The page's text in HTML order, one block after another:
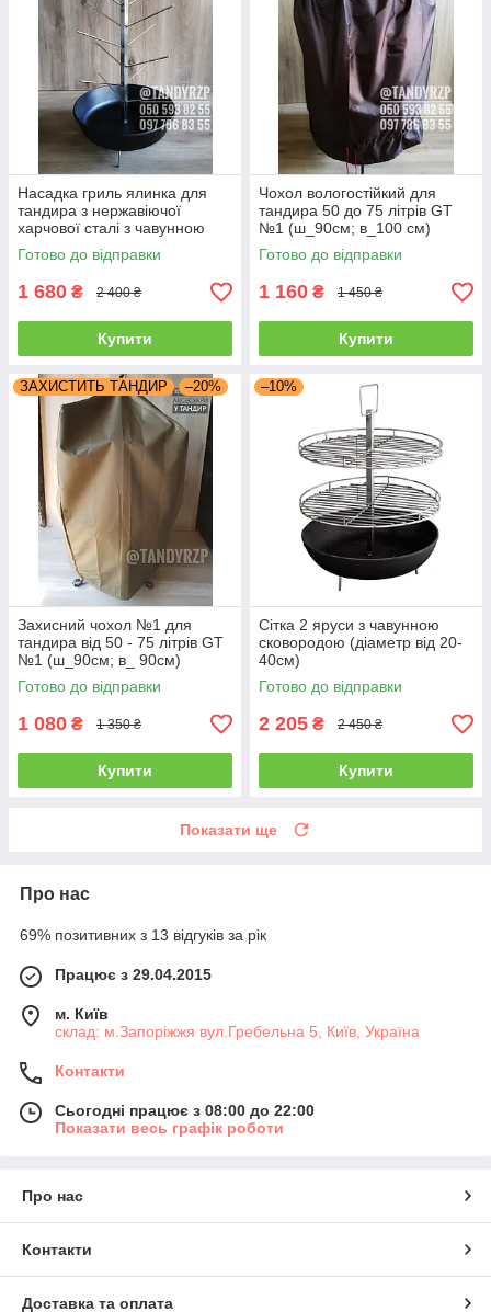
Насадка гриль ялинка для
тандира з нержавіючої
харчової сталі з чавунною
сковорідкою (діаметр від 20-
40 см)
Готово до відправки
1 680 ₴ 2 400 ₴
Купити
Чохол вологостійкий для
тандира 50 до 75 літрів GT
№1 (ш_90см; в_100 см)
Готово до відправки
1 160 ₴ 1 450 ₴
Купити
ЗАХИСТИТЬ ТАНДИР –20%
Захисний чохол №1 для
тандира від 50 - 75 літрів GT
№1 (ш_90см; в_ 90см)
Готово до відправки
1 080 ₴ 1 350 ₴
Купити
–10%
Сітка 2 яруси з чавунною
сковородою (діаметр від 20-
40см)
Готово до відправки
2 205 ₴ 2 450 ₴
Купити
Показати ще
Про нас
69% позитивних з 13 відгуків за рік
Працює з 29.04.2015
м. Київ
склад: м.Запоріжжя вул.Гребельна 5, Київ, Україна
Контакти
Сьогодні працює з 08:00 до 22:00
Показати весь графік роботи
Про нас
Контакти
Доставка та оплата